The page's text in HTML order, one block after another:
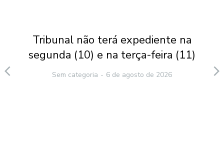
Tribunal não terá expediente na
segunda (10) e na terça-feira (11)
Sem categoria 6 de agosto de 2026